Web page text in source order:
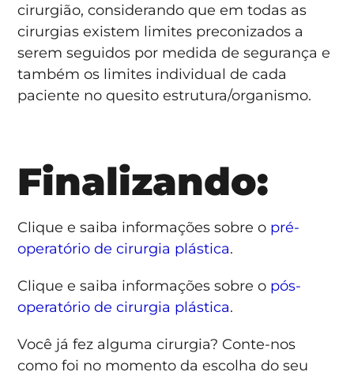
cirurgião, considerando que em todas as
cirurgias existem limites preconizados a
serem seguidos por medida de segurança e
também os limites individual de cada
paciente no quesito estrutura/organismo.
Finalizando:
Clique e saiba informações sobre o pré-
operatório de cirurgia plástica.
Clique e saiba informações sobre o pós-
operatório de cirurgia plástica.
Você já fez alguma cirurgia? Conte-nos
como foi no momento da escolha do seu